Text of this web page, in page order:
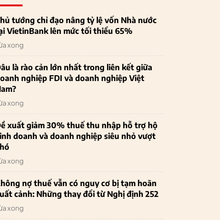
tướng chỉ đạo nâng tỷ lệ vốn Nhà nước
VietinBank lên mức tối thiểu 65%
xong
là rào cản lớn nhất trong liên kết giữa
nghiệp FDI và doanh nghiệp Việt
xong
xuất giảm 30% thuế thu nhập hỗ trợ hộ
doanh và doanh nghiệp siêu nhỏ vượt
xong
nợ thuế vẫn có nguy cơ bị tạm hoãn
cảnh: Những thay đổi từ Nghị định 252
xong